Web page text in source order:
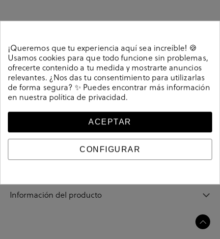
Detalles
Sandalias bloom&you URBAN en platino. Cuña 6,5cm,
plataforma 3,5cm. Cierre con hebilla en un lateral. La
plantilla no es extraible. Hecho en España.
Referencia207670
Información del producto
¡Queremos que tu experiencia aquí sea increíble! 🍪
Usamos cookies para que todo funcione sin problemas,
ofrecerte contenido a tu medida y mostrarte anuncios
relevantes. ¿Nos das tu consentimiento para utilizarlas
de forma segura? ✨ Puedes encontrar más información
en nuestra política de privacidad.
ACEPTAR
CONFIGURAR